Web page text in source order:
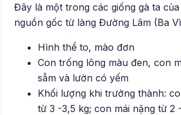
Đây là một trong các giống gà ta của
nguồn gốc từ làng Đường Lâm (Ba
Hình thể to, mào đơn
Con trống lông màu đen, con
sẫm và lườn có yếm
Khối lượng khi trưởng thành:
từ 3 -3,5 kg; con mái nặng từ 2